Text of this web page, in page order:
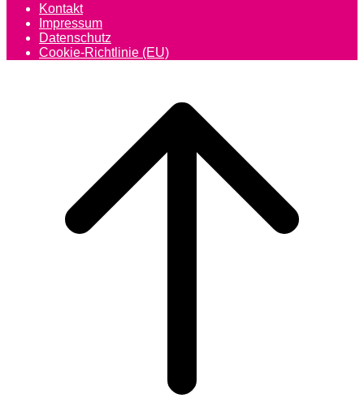
Kontakt
Impressum
Datenschutz
Cookie-Richtlinie (EU)